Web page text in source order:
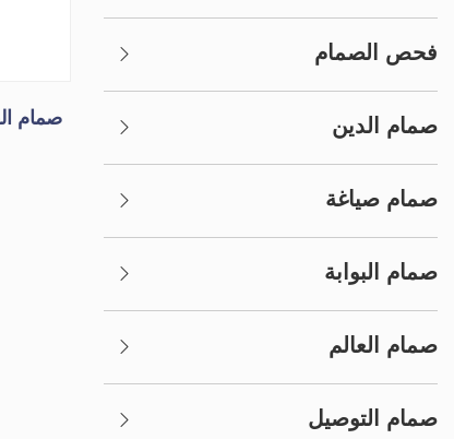
فحص الصمام
صمام الدين
صمام صياغة
صمام البوابة
صمام العالم
صمام التوصيل
صمام